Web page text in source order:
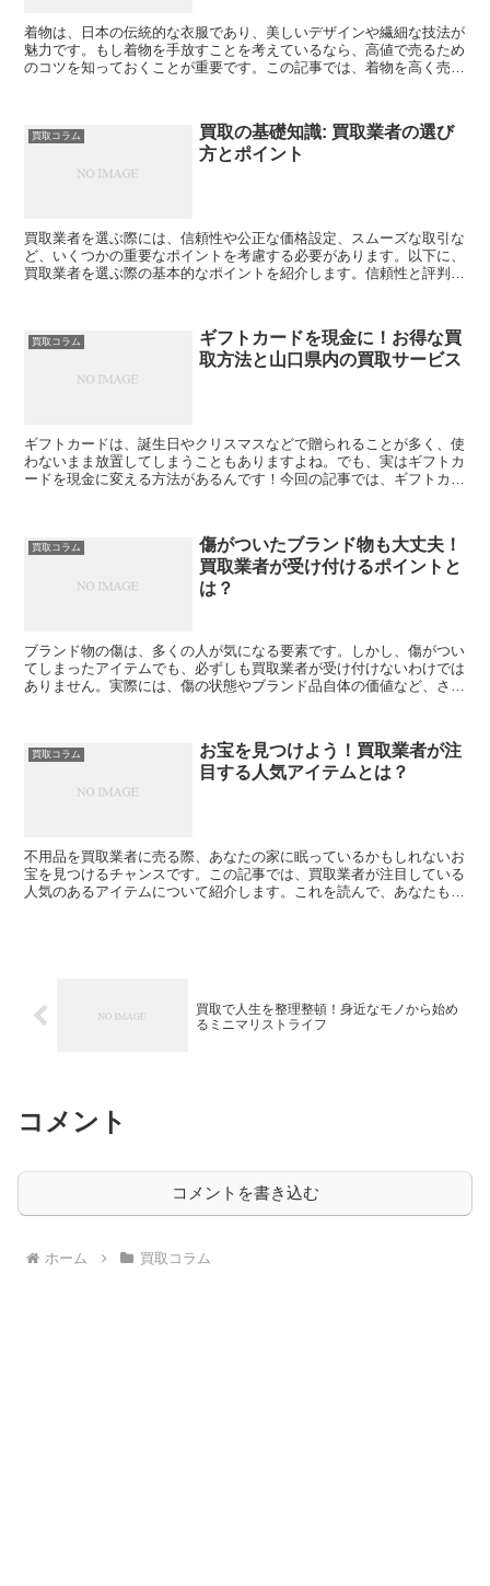
着物は、日本の伝統的な衣服であり、美しいデザインや繊細な技法が
魅力です。もし着物を手放すことを考えているなら、高値で売るため
のコツを知っておくことが重要です。この記事では、着物を高く売る
買取コラム
買取の基礎知識: 買取業者の選び
方とポイント
買取業者を選ぶ際には、信頼性や公正な価格設定、スムーズな取引な
ど、いくつかの重要なポイントを考慮する必要があります。以下に、
買取業者を選ぶ際の基本的なポイントを紹介します。信頼性と評判:
買取コラム
ギフトカードを現金に！お得な買
取方法と山口県内の買取サービス
ギフトカードは、誕生日やクリスマスなどで贈られることが多く、使
わないまま放置してしまうこともありますよね。でも、実はギフトカ
ードを現金に変える方法があるんです！今回の記事では、ギフトカー
買取コラム
傷がついたブランド物も大丈夫！
買取業者が受け付けるポイントと
は？
ブランド物の傷は、多くの人が気になる要素です。しかし、傷がつい
てしまったアイテムでも、必ずしも買取業者が受け付けないわけでは
ありません。実際には、傷の状態やブランド品自体の価値など、さま
買取コラム
お宝を見つけよう！買取業者が注
目する人気アイテムとは？
不用品を買取業者に売る際、あなたの家に眠っているかもしれないお
宝を見つけるチャンスです。この記事では、買取業者が注目している
人気のあるアイテムについて紹介します。これを読んで、あなたもお
買取で人生を整理整頓！身近なモノから始め
るミニマリストライフ
コメント
コメントを書き込む
ホーム 買取コラム